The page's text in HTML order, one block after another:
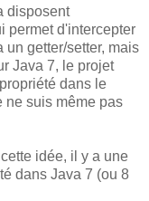
disposent
permet d'intercepter
un getter/setter, mais
Java 7, le projet
dans le
ne suis même pas
idée, il y a une
dans Java 7 (ou 8